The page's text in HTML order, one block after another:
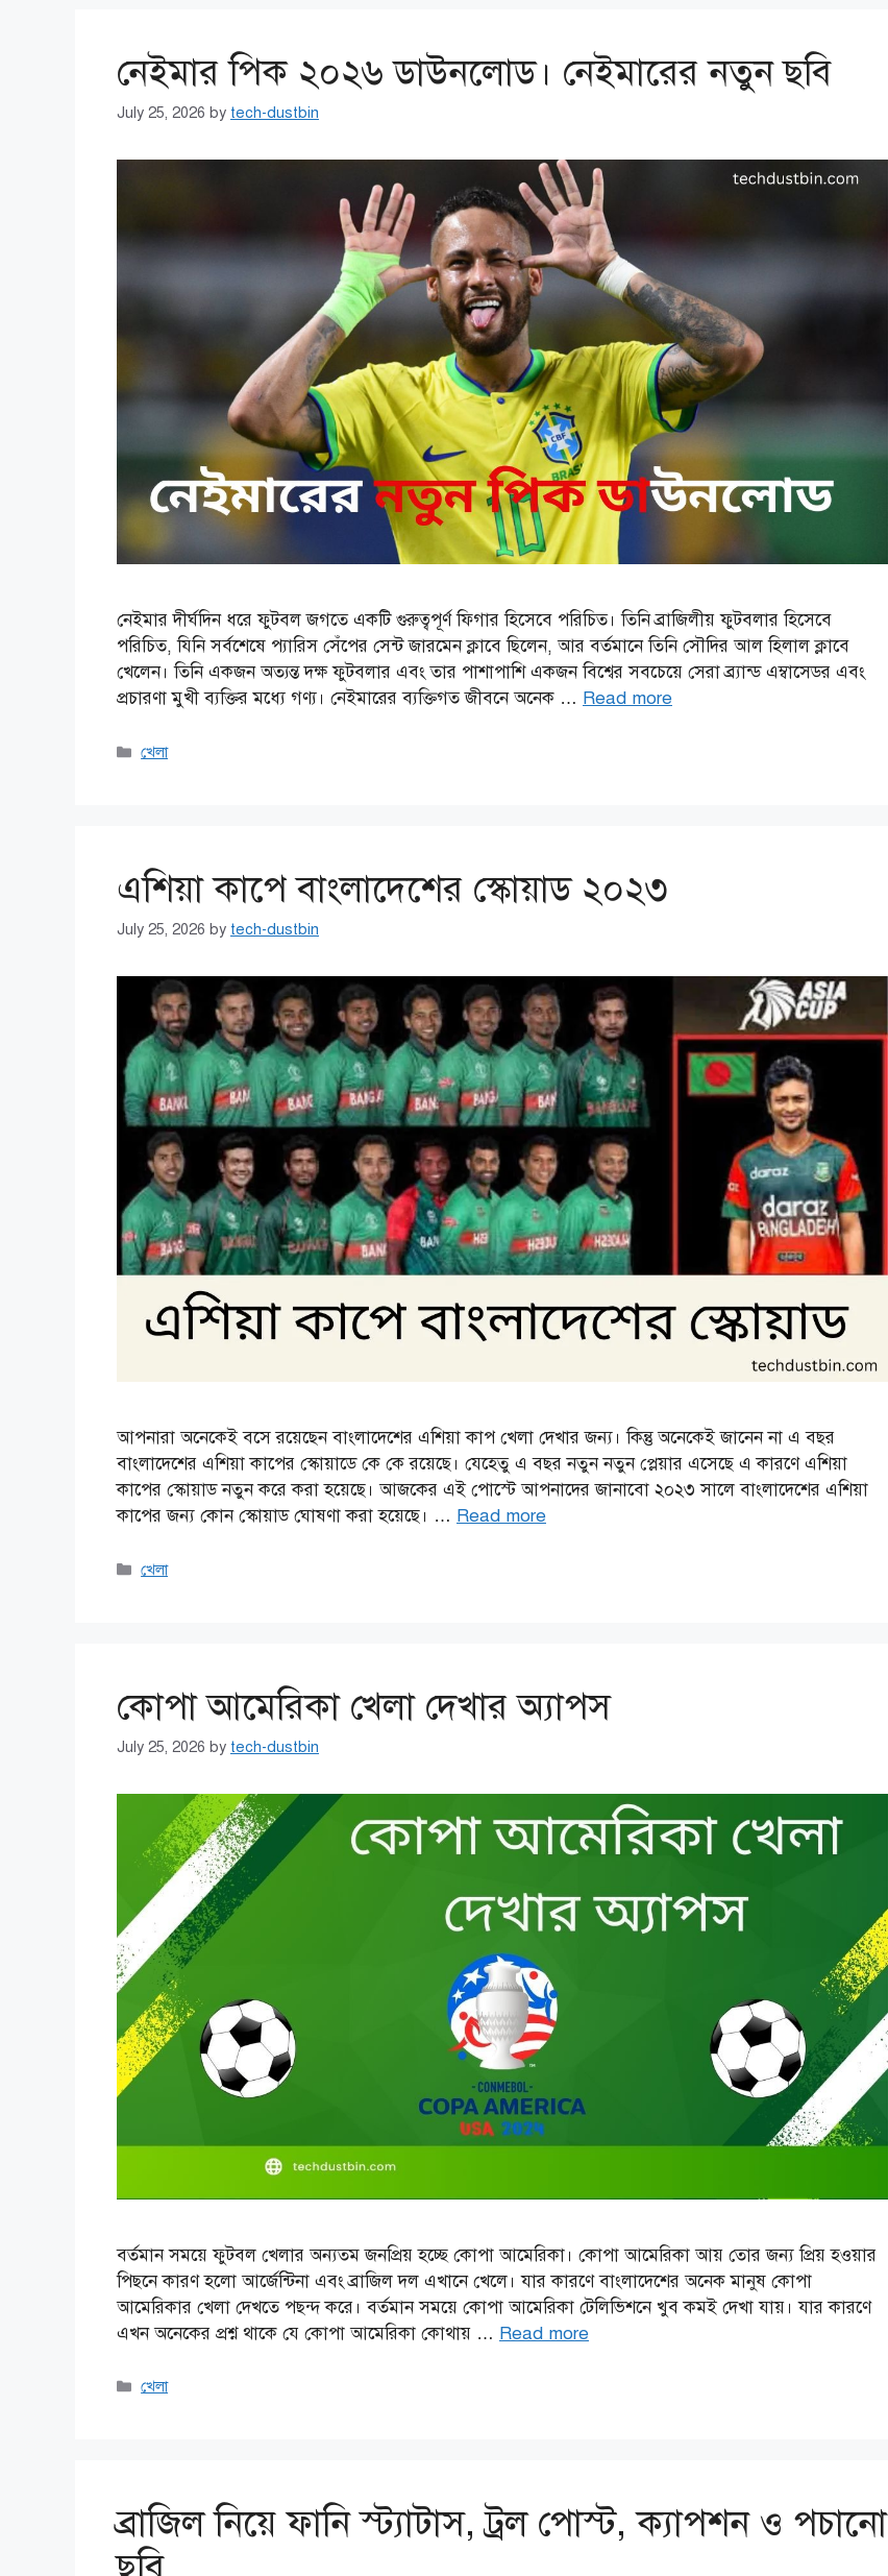
নেইমার পিক ২০২৬ ডাউনলোড। নেইমারের নতুন ছবি
July 25, 2026 by tech-dustbin
নেইমার দীর্ঘদিন ধরে ফুটবল জগতে একটি গুরুত্বপূর্ণ ফিগার হিসেবে পরিচিত। তিনি ব্রাজিলীয় ফুটবলার হিসেবে
পরিচিত, যিনি সর্বশেষে প্যারিস সেঁপের সেন্ট জারমেন ক্লাবে ছিলেন, আর বর্তমানে তিনি সৌদির আল হিলাল ক্লাবে
খেলেন। তিনি একজন অত্যন্ত দক্ষ ফুটবলার এবং তার পাশাপাশি একজন বিশ্বের সবচেয়ে সেরা ব্র্যান্ড এম্বাসেডর এবং
প্রচারণা মুখী ব্যক্তির মধ্যে গণ্য। নেইমারের ব্যক্তিগত জীবনে অনেক … Read more
Categories
খেলা
এশিয়া কাপে বাংলাদেশের স্কোয়াড ২০২৩
July 25, 2026 by tech-dustbin
আপনারা অনেকেই বসে রয়েছেন বাংলাদেশের এশিয়া কাপ খেলা দেখার জন্য। কিন্তু অনেকেই জানেন না এ বছর
বাংলাদেশের এশিয়া কাপের স্কোয়াডে কে কে রয়েছে। যেহেতু এ বছর নতুন নতুন প্লেয়ার এসেছে এ কারণে এশিয়া
কাপের স্কোয়াড নতুন করে করা হয়েছে। আজকের এই পোস্টে আপনাদের জানাবো ২০২৩ সালে বাংলাদেশের এশিয়া
কাপের জন্য কোন স্কোয়াড ঘোষণা করা হয়েছে। … Read more
Categories
খেলা
কোপা আমেরিকা খেলা দেখার অ্যাপস
July 25, 2026 by tech-dustbin
বর্তমান সময়ে ফুটবল খেলার অন্যতম জনপ্রিয় হচ্ছে কোপা আমেরিকা। কোপা আমেরিকা আয় তোর জন্য প্রিয় হওয়ার
পিছনে কারণ হলো আর্জেন্টিনা এবং ব্রাজিল দল এখানে খেলে। যার কারণে বাংলাদেশের অনেক মানুষ কোপা
আমেরিকার খেলা দেখতে পছন্দ করে। বর্তমান সময়ে কোপা আমেরিকা টেলিভিশনে খুব কমই দেখা যায়। যার কারণে
এখন অনেকের প্রশ্ন থাকে যে কোপা আমেরিকা কোথায় … Read more
Categories
খেলা
ব্রাজিল নিয়ে ফানি স্ট্যাটাস, ট্রল পোস্ট, ক্যাপশন ও পচানো